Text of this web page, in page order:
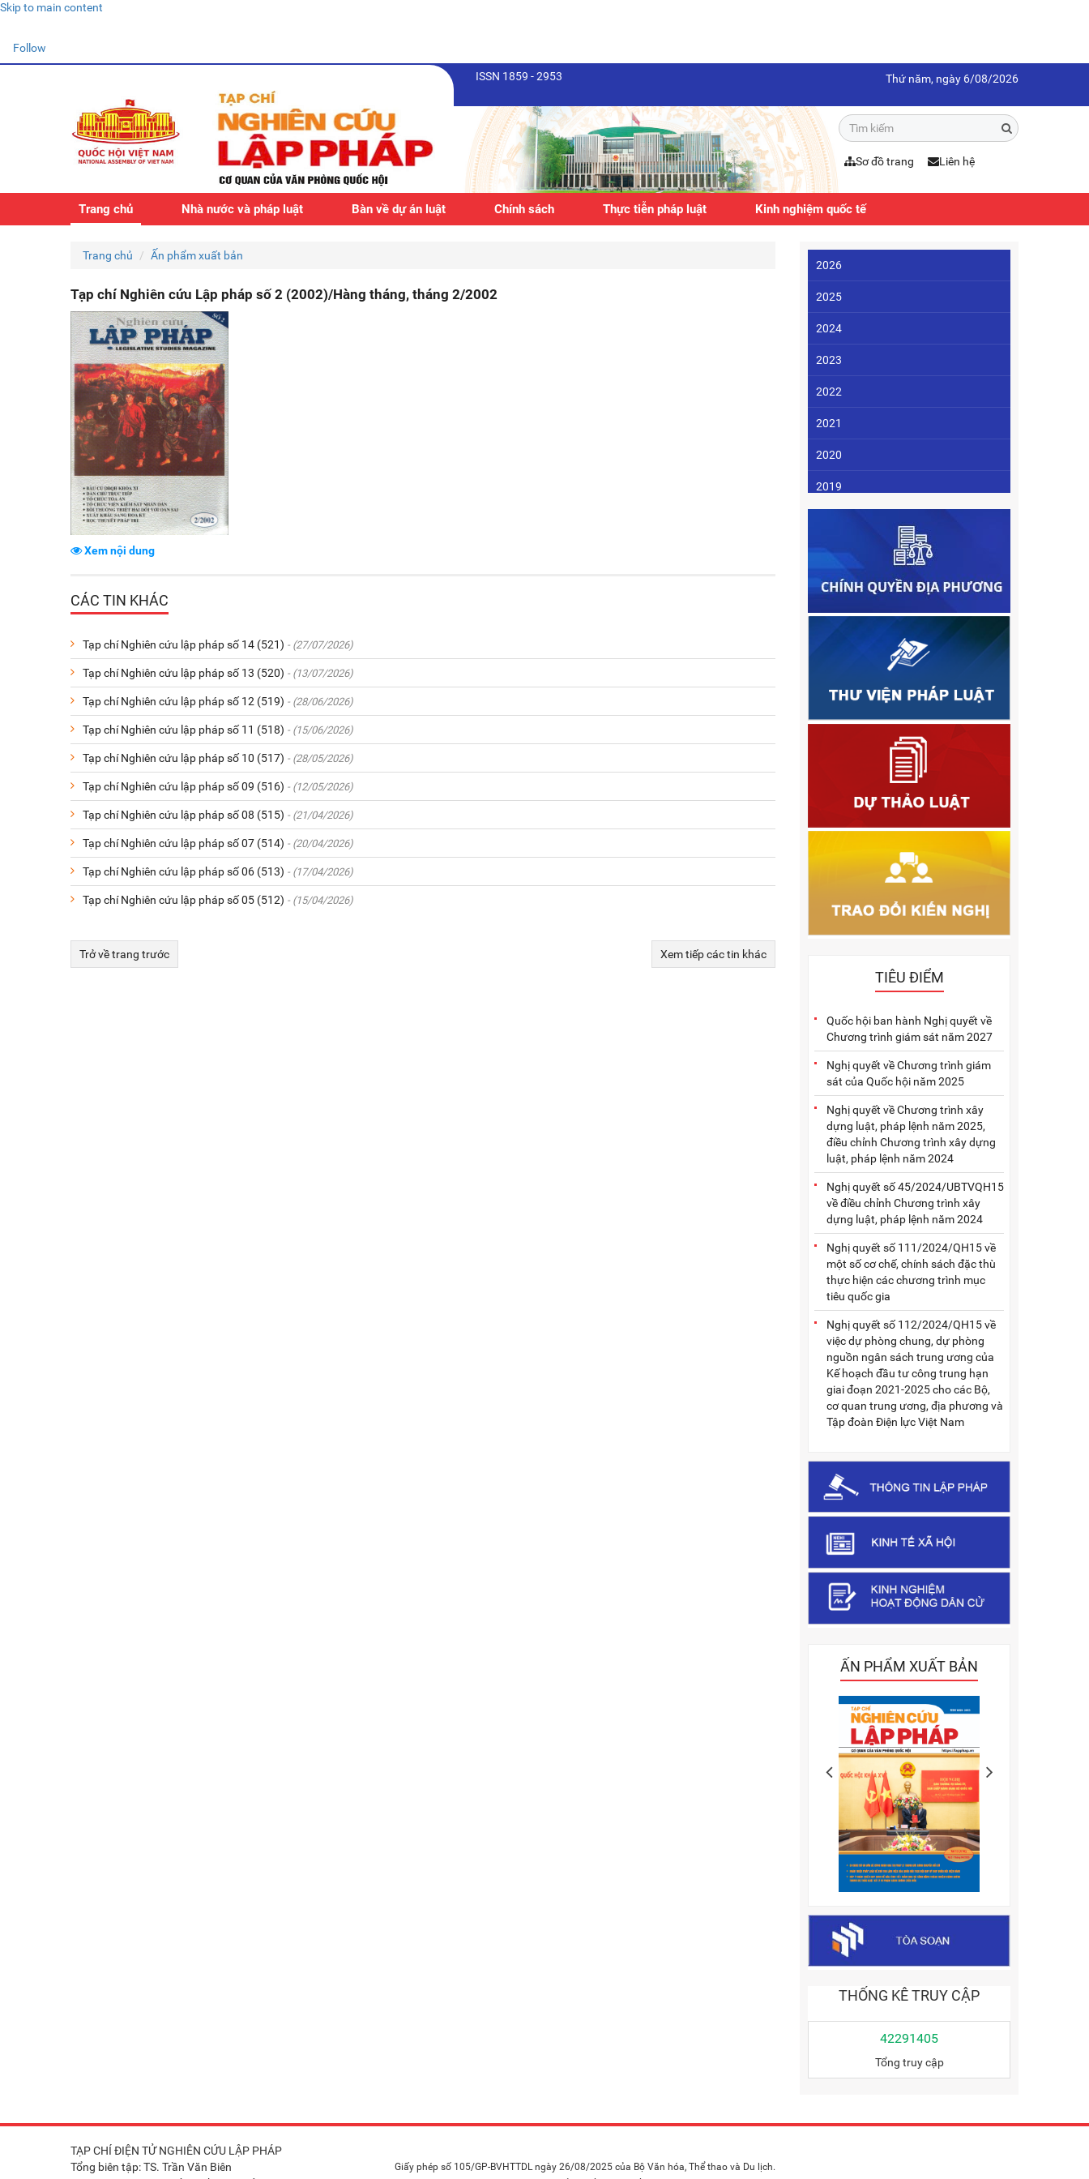
Skip to main content
Follow
ISSN 1859 - 2953 Thứ năm, ngày 6/08/2026
Sơ đồ trang Liên hệ
Trang chủ Nhà nước và pháp luật Bàn về dự án luật Chính sách Thực tiễn pháp luật Kinh nghiệm quốc tế
Trang chủ Ấn phẩm xuất bản
Tạp chí Nghiên cứu Lập pháp số 2 (2002)/Hàng tháng, tháng 2/2002
Xem nội dung
CÁC TIN KHÁC
Tạp chí Nghiên cứu lập pháp số 14 (521) - (27/07/2026)
Tạp chí Nghiên cứu lập pháp số 13 (520) - (13/07/2026)
Tạp chí Nghiên cứu lập pháp số 12 (519) - (28/06/2026)
Tạp chí Nghiên cứu lập pháp số 11 (518) - (15/06/2026)
Tạp chí Nghiên cứu lập pháp số 10 (517) - (28/05/2026)
Tạp chí Nghiên cứu lập pháp số 09 (516) - (12/05/2026)
Tạp chí Nghiên cứu lập pháp số 08 (515) - (21/04/2026)
Tạp chí Nghiên cứu lập pháp số 07 (514) - (20/04/2026)
Tạp chí Nghiên cứu lập pháp số 06 (513) - (17/04/2026)
Tạp chí Nghiên cứu lập pháp số 05 (512) - (15/04/2026)
Trở về trang trước Xem tiếp các tin khác
2026
2025
2024
2023
2022
2021
2020
2019
2017
2016
2015
2014
2005
TIÊU ĐIỂM
Quốc hội ban hành Nghị quyết về
Chương trình giám sát năm 2027
Nghị quyết về Chương trình giám
sát của Quốc hội năm 2025
Nghị quyết về Chương trình xây
dựng luật, pháp lệnh năm 2025,
điều chỉnh Chương trình xây dựng
luật, pháp lệnh năm 2024
Nghị quyết số 45/2024/UBTVQH15
về điều chỉnh Chương trình xây
dựng luật, pháp lệnh năm 2024
Nghị quyết số 111/2024/QH15 về
một số cơ chế, chính sách đặc thù
thực hiện các chương trình mục
tiêu quốc gia
Nghị quyết số 112/2024/QH15 về
việc dự phòng chung, dự phòng
nguồn ngân sách trung ương của
Kế hoạch đầu tư công trung hạn
giai đoạn 2021-2025 cho các Bộ,
cơ quan trung ương, địa phương và
Tập đoàn Điện lực Việt Nam
ẤN PHẨM XUẤT BẢN
THỐNG KÊ TRUY CẬP
42291405
Tổng truy cập
TẠP CHÍ ĐIỆN TỬ NGHIÊN CỨU LẬP PHÁP
Tổng biên tập: TS. Trần Văn Biên
Giấy phép số 105/GP-BVHTTDL ngày 26/08/2025 của Bộ Văn hóa, Thể thao và Du lịch.